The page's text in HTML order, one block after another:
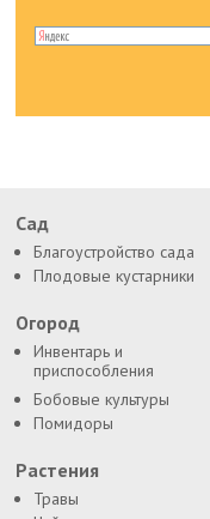
Сад
Благоустройство сада
Плодовые кустарники
Огород
Инвентарь и
приспособления
Бобовые культуры
Помидоры
Растения
Травы